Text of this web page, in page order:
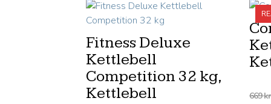
Fitness Deluxe
Kettlebell
Competition 32 kg,
Kettlebell
669kr